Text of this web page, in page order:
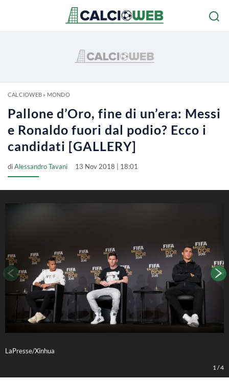
CALCIOWEB» MONDO
Pallone d’Oro, fine di un’era: Messi
e Ronaldo fuori dal podio? Ecco i
candidati [GALLERY]
diAlessandro Tavani 13 Nov 2018 | 18:01
LaPresse/Xinhua
1 /4